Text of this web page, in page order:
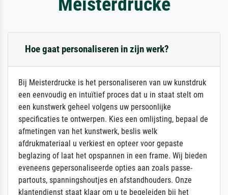
Hoe gaat personaliseren in zijn werk?
Bij Meisterdrucke is het personaliseren van uw kunstdruk
een eenvoudig en intuïtief proces dat u in staat stelt om
een kunstwerk geheel volgens uw persoonlijke
specificaties te ontwerpen. Kies een omlijsting, bepaal de
afmetingen van het kunstwerk, beslis welk
afdrukmateriaal u verkiest en opteer voor gepaste
beglazing of laat het opspannen in een frame. Wij bieden
eveneens gepersonaliseerde opties aan zoals passe-
partouts, spanningshoutjes en afstandhouders. Onze
klantendienst staat klaar om u te begeleiden bij het